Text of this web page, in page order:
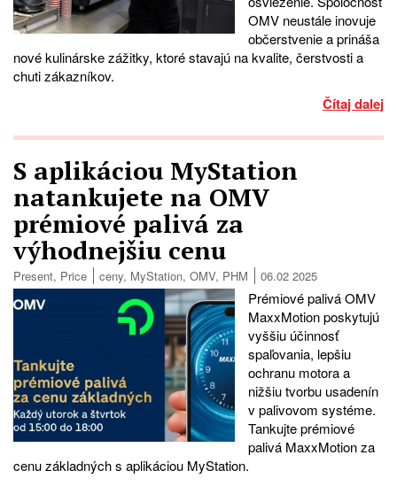
OMV neustále inovuje
občerstvenie a prináša
nové kulinárske zážitky, ktoré stavajú na kvalite, čerstvosti a
chuti zákazníkov.
Čítaj dalej
S aplikáciou MyStation
natankujete na OMV
prémiové palivá za
výhodnejšiu cenu
Present, Price ceny, MyStation, OMV, PHM 06.02 2025
Prémiové palivá OMV
MaxxMotion poskytujú
vyššiu účinnosť
spaľovania, lepšiu
ochranu motora a
nižšiu tvorbu usadenín
v palivovom systéme.
Tankujte prémiové
palivá MaxxMotion za
cenu základných s aplikáciou MyStation.